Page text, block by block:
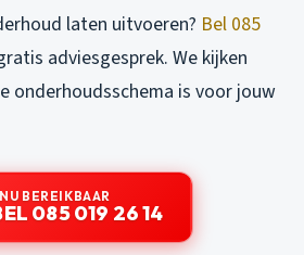
laten uitvoeren? Bel 085
adviesgesprek. We kijken
onderhoudsschema is voor jouw
NU BEREIKBAAR
085 019 26 14